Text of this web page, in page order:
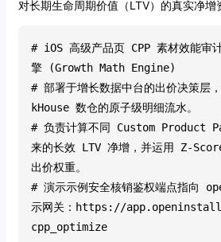
对长期生命周期价值（LTV）的真实净增
# iOS 高级产品页 CPP 素材效能审计
擎 (Growth Math Engine)
# 部署于增长数据中台的出价决策层
kHouse 数仓的原子级明细流水。
# 负责计算不同 Custom Product
来的长效 LTV 净增，并运用 Z-
出价权重。
# 演示示例安全核销鉴权端点指向
示网关：https://
cpp_optimize